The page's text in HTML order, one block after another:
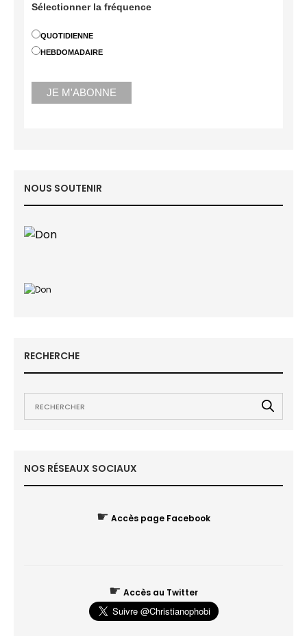
Sélectionner la fréquence
QUOTIDIENNE
HEBDOMADAIRE
NOUS SOUTENIR
RECHERCHE
NOS RÉSEAUX SOCIAUX
☛ Accès page Facebook
☛ Accès au Twitter